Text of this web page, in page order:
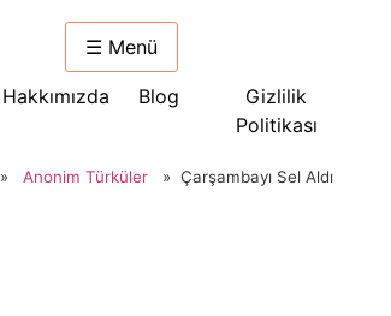
☰ Menü
Hakkımızda Blog
Gizlilik
Politikası
» Anonim Türküler » Çarşambayı Sel Aldı